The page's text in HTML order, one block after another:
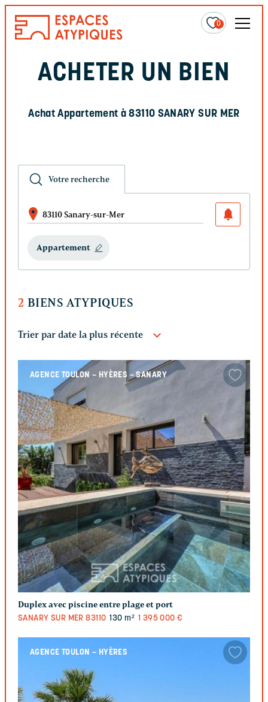
0
ACHETER UN BIEN
Achat Appartement à 83110 SANARY SUR MER
Votre recherche
83110 Sanary-sur-Mer
Appartement
2 BIENS ATYPIQUES
AGENCE TOULON – HYÈRES – SANARY
Duplex avec piscine entre plage et port
SANARY SUR MER 83110 130 m² 1 395 000 €
AGENCE TOULON – HYÈRES